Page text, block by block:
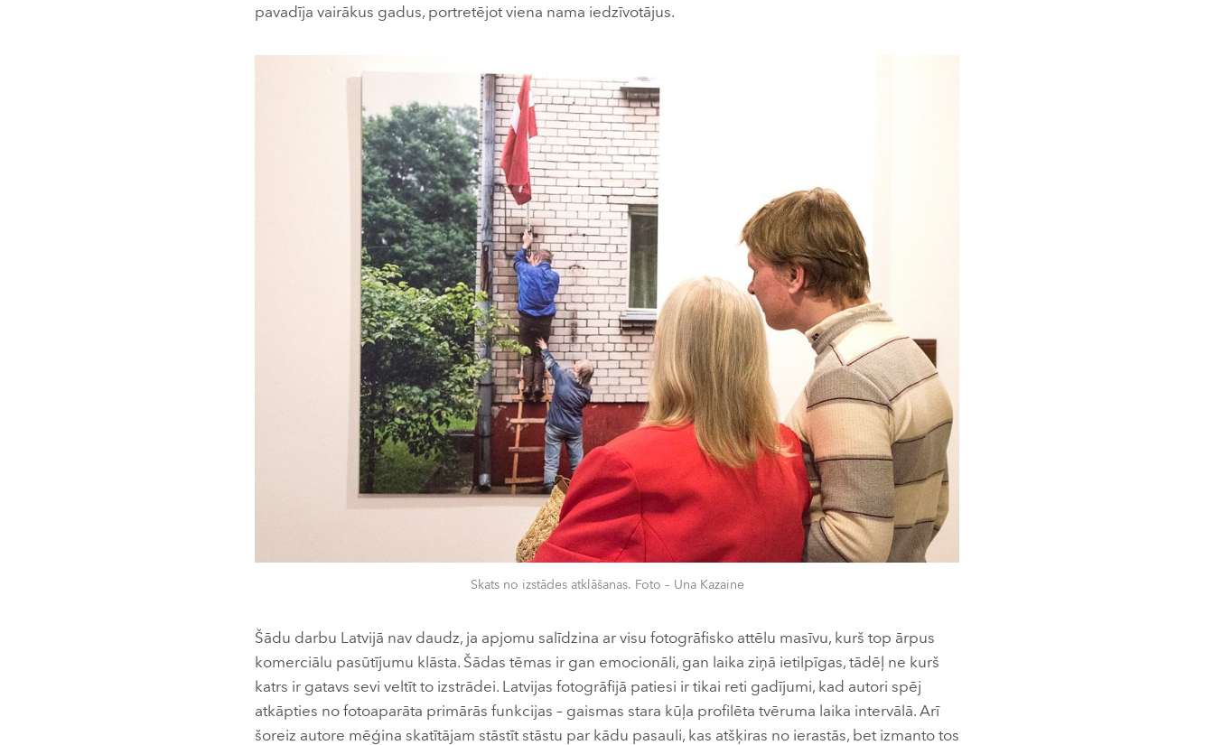
pavadīja vairākus gadus, portretējot viena nama iedzīvotājus.
Skats no izstādes atklāšanas. Foto – Una Kazaine
Šādu darbu Latvijā nav daudz, ja apjomu salīdzina ar visu fotogrāfisko attēlu masīvu, kurš top ārpus
komerciālu pasūtījumu klāsta. Šādas tēmas ir gan emocionāli, gan laika ziņā ietilpīgas, tādēļ ne kurš
katrs ir gatavs sevi veltīt to izstrādei. Latvijas fotogrāfijā patiesi ir tikai reti gadījumi, kad autori spēj
atkāpties no fotoaparāta primārās funkcijas – gaismas stara kūļa profilēta tvēruma laika intervālā. Arī
šoreiz autore mēģina skatītājam stāstīt stāstu par kādu pasauli, kas atšķiras no ierastās, bet izmanto tos